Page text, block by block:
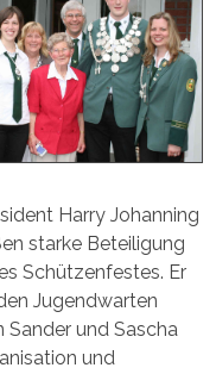
Harry Johanning
starke Beteiligung
Schützenfestes. Er
Jugendwarten
Sander und Sascha
und